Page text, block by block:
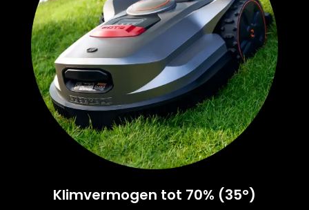
Klimvermogen tot 70% (35°)